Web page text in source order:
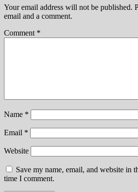
Your email address will not be published.
email and a comment.
Comment *
Name *
Email *
Website
Save my name, email, and website in
time I comment.